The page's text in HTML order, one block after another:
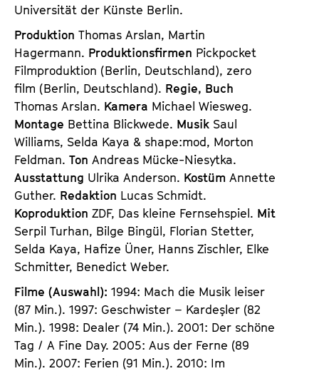
Universität der Künste Berlin.
Produktion Thomas Arslan, Martin
Hagermann. Produktionsfirmen Pickpocket
Filmproduktion (Berlin, Deutschland), zero
film (Berlin, Deutschland). Regie, Buch
Thomas Arslan. Kamera Michael Wiesweg.
Montage Bettina Blickwede. Musik Saul
Williams, Selda Kaya & shape:mod, Morton
Feldman. Ton Andreas Mücke-Niesytka.
Ausstattung Ulrika Anderson. Kostüm Annette
Guther. Redaktion Lucas Schmidt.
Koproduktion ZDF, Das kleine Fernsehspiel. Mit
Serpil Turhan, Bilge Bingül, Florian Stetter,
Selda Kaya, Hafize Üner, Hanns Zischler, Elke
Schmitter, Benedict Weber.
Filme (Auswahl): 1994: Mach die Musik leiser
(87 Min.). 1997: Geschwister – Kardeşler (82
Min.). 1998: Dealer (74 Min.). 2001: Der schöne
Tag / A Fine Day. 2005: Aus der Ferne (89
Min.). 2007: Ferien (91 Min.). 2010: Im